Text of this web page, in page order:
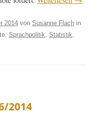
2014 von Susanne Flach in
Sprachpolitik Statistik
2014